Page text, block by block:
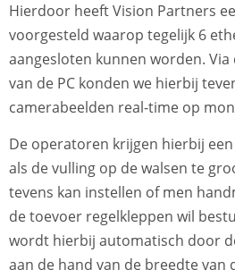
Hierdoor heeft Vision Partners
voorgesteld waarop tegelijk 6
aangesloten kunnen worden.
van de PC konden we hierbij
camerabeelden real-time op
De operatoren krijgen hierbij
als de vulling op de walsen te
tevens kan instellen of men
de toevoer regelkleppen wil
wordt hierbij automatisch door
aan de hand van de breedte van